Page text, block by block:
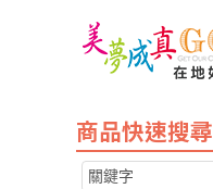
商品快速搜尋